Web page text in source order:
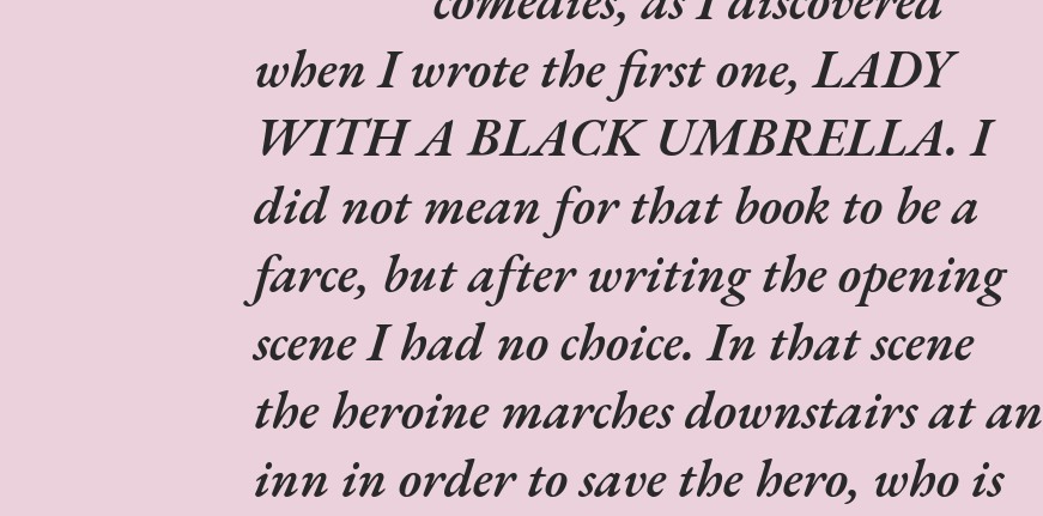
when I wrote the first one, LADY
WITH A BLACK UMBRELLA. I
did not mean for that book to be a
farce, but after writing the opening
scene I had no choice. In that scene
the heroine marches downstairs at an
inn in order to save the hero, who is